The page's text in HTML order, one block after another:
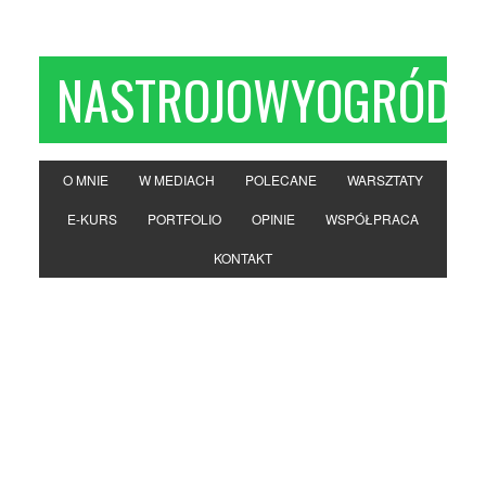
NASTROJOWYOGRÓD
O MNIE W MEDIACH POLECANE WARSZTATY
E-KURS PORTFOLIO OPINIE WSPÓŁPRACA
KONTAKT